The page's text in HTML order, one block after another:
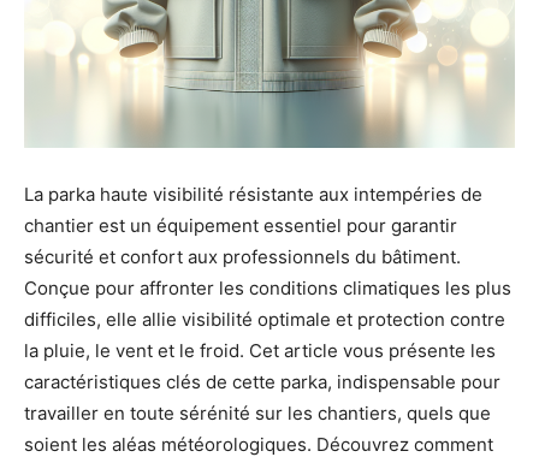
La parka haute visibilité résistante aux intempéries de
chantier est un équipement essentiel pour garantir
sécurité et confort aux professionnels du bâtiment.
Conçue pour affronter les conditions climatiques les plus
difficiles, elle allie visibilité optimale et protection contre
la pluie, le vent et le froid. Cet article vous présente les
caractéristiques clés de cette parka, indispensable pour
travailler en toute sérénité sur les chantiers, quels que
soient les aléas météorologiques. Découvrez comment